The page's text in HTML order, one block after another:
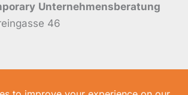
Unternehmensberatung
46